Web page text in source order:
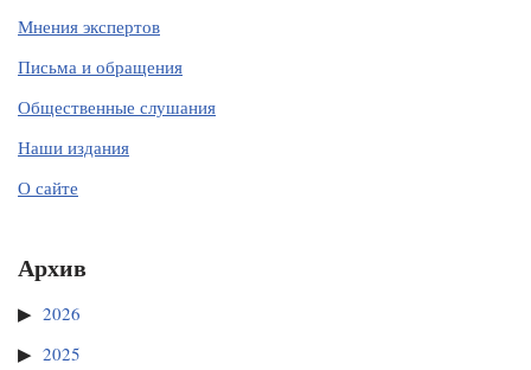
Мнения экспертов
Письма и обращения
Общественные слушания
Наши издания
О сайте
Архив
2026
2025